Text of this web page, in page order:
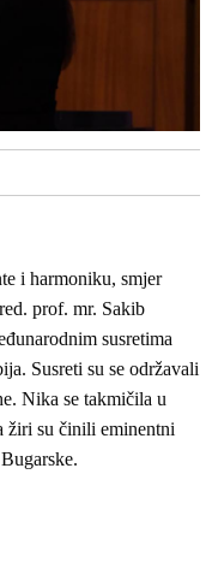
i harmoniku, smjer
prof. mr. Sakib
susretima
Susreti su se održavali
Nika se takmičila u
žiri su činili eminentni